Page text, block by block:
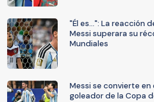
"Él es...": La reacción
Messi superara su
Mundiales
Messi se convierte
goleador de la Copa